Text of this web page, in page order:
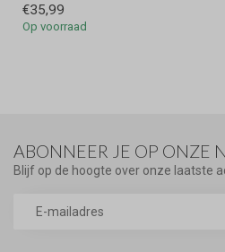
€35,99
Op voorraad
ABONNEER JE OP ONZE
Blijf op de hoogte over onze laatste